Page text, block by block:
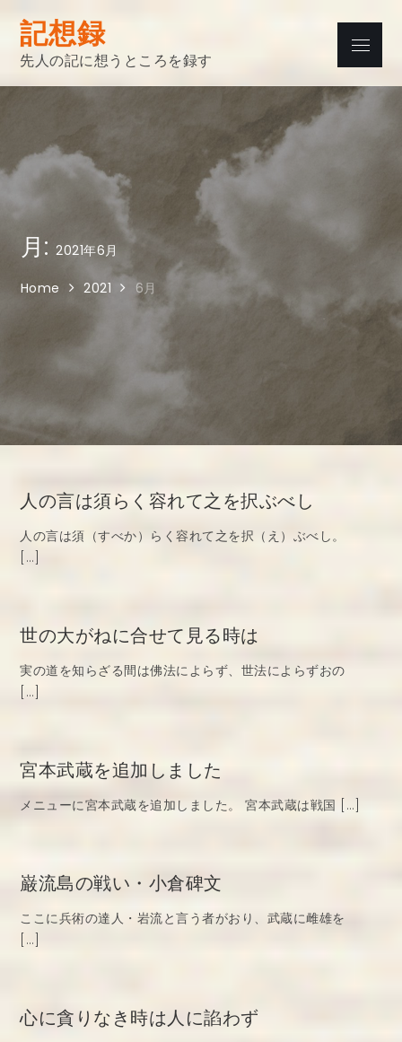
content
記想録
先人の記に想うところを録す
Menu
月: 2021年6月
Home 2021 6月
人の言は須らく容れて之を択ぶべし
人の言は須（すべか）らく容れて之を択（え）ぶべし。
[…]
世の大がねに合せて見る時は
実の道を知らざる間は佛法によらず、世法によらずおの
[…]
宮本武蔵を追加しました
メニューに宮本武蔵を追加しました。 宮本武蔵は戦国 […]
巌流島の戦い・小倉碑文
ここに兵術の達人・岩流と言う者がおり、武蔵に雌雄を
[…]
心に貪りなき時は人に諂わず